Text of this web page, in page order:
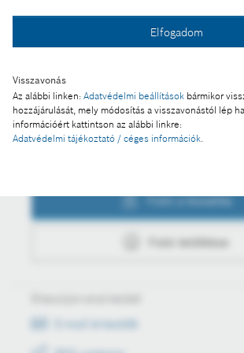
Elfogadom
Visszavonás
Az alábbi linken: Adatvédelmi beállítások bármikor
hozzájárulását, mely módosítás a visszavonástól lép
információért kattintson az alábbi linkre:
Adatvédelmi tájékoztató / céges információk.
Fotó a kosárba
Fotó a kosárba
Fotó letöltése
E-mail értesítők